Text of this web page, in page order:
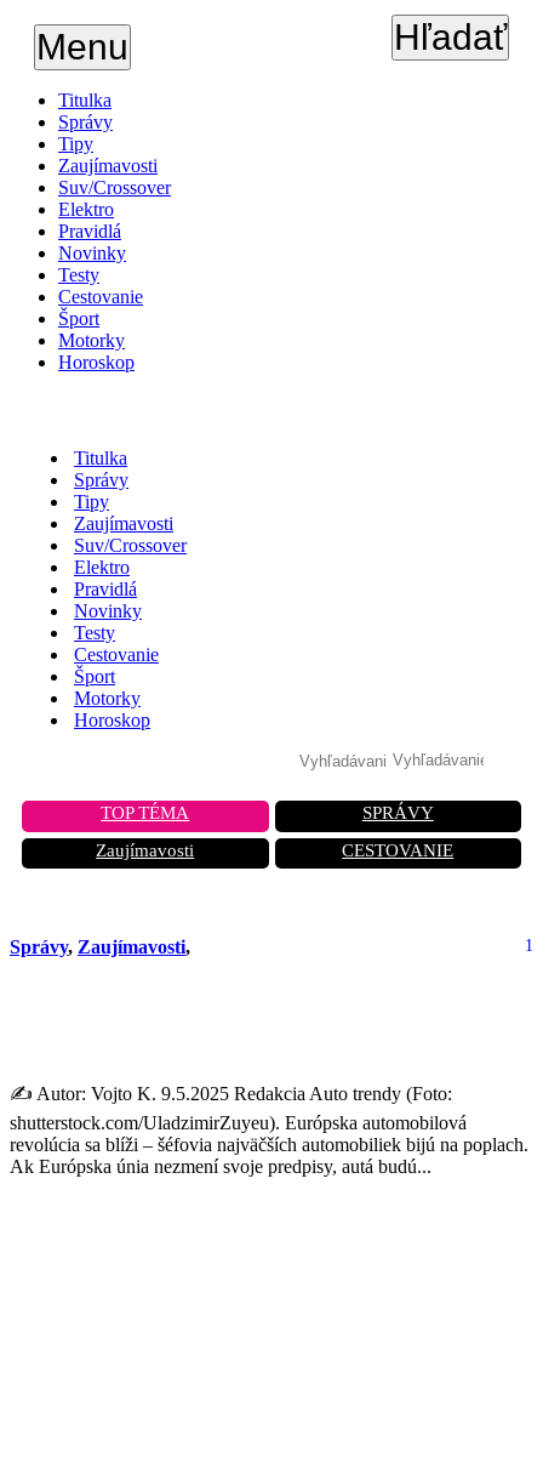
Menu Hľadať
Titulka
Správy
Tipy
Zaujímavosti
Suv/Crossover
Elektro
Pravidlá
Novinky
Testy
Cestovanie
Šport
Motorky
Horoskop
Titulka
Správy
Tipy
Zaujímavosti
Suv/Crossover
Elektro
Pravidlá
Novinky
Testy
Cestovanie
Šport
Motorky
Horoskop
TOP TÉMA
SPRÁVY
Zaujímavosti
CESTOVANIE
Správy, Zaujímavosti, 1
✍️ Autor: Vojto K. 9.5.2025 Redakcia Auto trendy (Foto:
shutterstock.com/UladzimirZuyeu). Európska automobilová
revolúcia sa blíži – šéfovia najväčších automobiliek bijú na poplach.
Ak Európska únia nezmení svoje predpisy, autá budú...